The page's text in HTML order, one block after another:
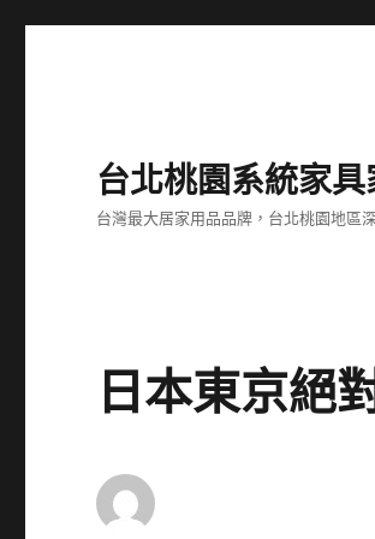
台北桃園系統家
台灣最大居家用品品牌，台北桃園地區
日本東京絕